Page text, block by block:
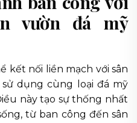
vườn đá mỹ
kết nối liền mạch với sân
dụng cùng loại đá mỹ
này tạo sự thống nhất
từ ban công đến sân